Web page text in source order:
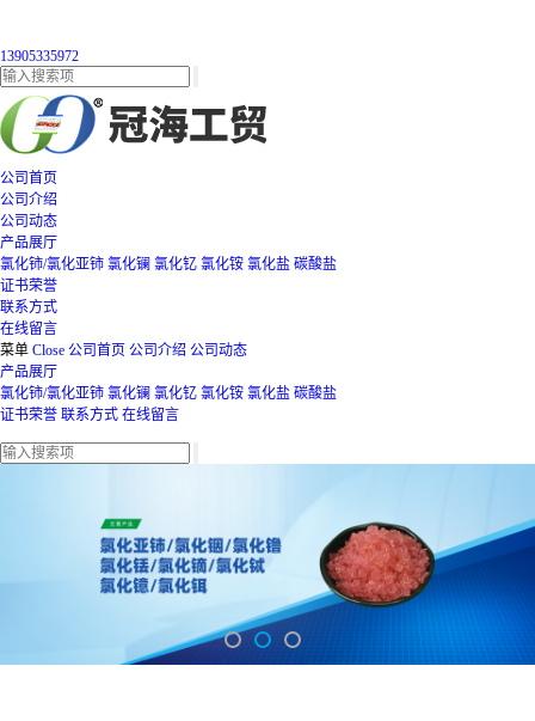
13905335972
公司首页
公司介绍
公司动态
产品展厅
氯化铈/氯化亚铈 氯化镧 氯化钇 氯化铵 氯化盐 碳酸盐
证书荣誉
联系方式
在线留言
菜单 Close 公司首页 公司介绍 公司动态
产品展厅
氯化铈/氯化亚铈 氯化镧 氯化钇 氯化铵 氯化盐 碳酸盐
证书荣誉 联系方式 在线留言